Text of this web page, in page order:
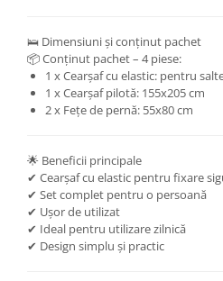
🛌 Dimensiuni și conținut pachet
📦 Conținut pachet – 4 piese:
1 x Cearșaf cu elastic: pentru
1 x Cearșaf pilotă: 155x205 cm
2 x Fețe de pernă: 55x80 cm
🌟 Beneficii principale
✔ Cearșaf cu elastic pentru fixare
✔ Set complet pentru o persoană
✔ Ușor de utilizat
✔ Ideal pentru utilizare zilnică
✔ Design simplu și practic